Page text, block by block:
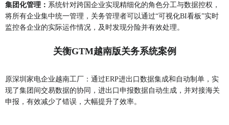
集团化管理： 系统针对跨国企业实现精细化的角色分工与数据控权，
将所有企业集中统一管理，关务管理者可以通过“可视化BI看板”实时
监控各企业的实际运作情况，及时发现分险并有效处理。
关衡GTM越南版关务系统案例
原深圳家电企业越南工厂：通过ERP进出口数据集成和自动制单，实
现了集团间交易数据的协同，进出口申报数据自动生成，并对接海关
申报，有效减少了错误，大幅提升了效率。